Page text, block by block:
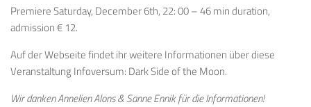
Premiere Saturday, December 6th, 22: 00 – 46 min duration,
admission € 12.
Auf der Webseite findet ihr weitere Informationen über diese
Veranstaltung Infoversum: Dark Side of the Moon.
Wir danken Annelien Alons & Sanne Ennik für die Informationen!